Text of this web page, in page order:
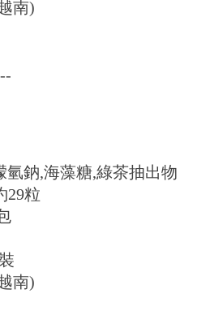
南)
鈉,海藻糖,綠茶抽出物
29粒
南)